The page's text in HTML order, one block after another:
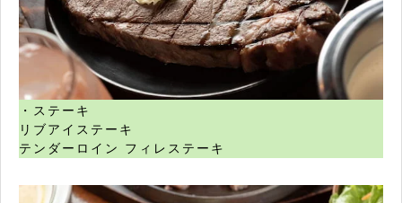
・ステーキ
リブアイステーキ
テンダーロイン フィレステーキ